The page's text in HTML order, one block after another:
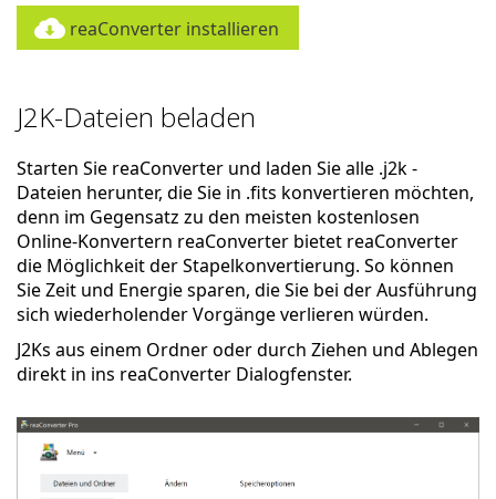
reaConverter installieren
J2K-Dateien beladen
Starten Sie reaConverter und laden Sie alle .j2k -
Dateien herunter, die Sie in .fits konvertieren möchten,
denn im Gegensatz zu den meisten kostenlosen
Online-Konvertern reaConverter bietet reaConverter
die Möglichkeit der Stapelkonvertierung. So können
Sie Zeit und Energie sparen, die Sie bei der Ausführung
sich wiederholender Vorgänge verlieren würden.
J2Ks aus einem Ordner oder durch Ziehen und Ablegen
direkt in ins reaConverter Dialogfenster.